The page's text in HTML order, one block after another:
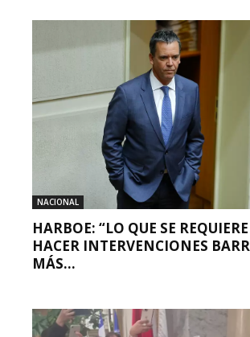
NACIONAL
HARBOE: “LO QUE SE
HACER INTERVENCIONES
MÁS...